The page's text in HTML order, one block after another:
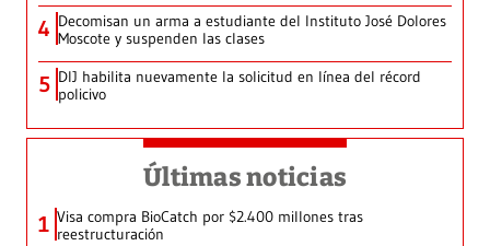
4 Decomisan un arma a estudiante del Instituto José Dolores
Moscote y suspenden las clases
5 DIJ habilita nuevamente la solicitud en línea del récord
policivo
Últimas noticias
1 Visa compra BioCatch por $2.400 millones tras
reestructuración